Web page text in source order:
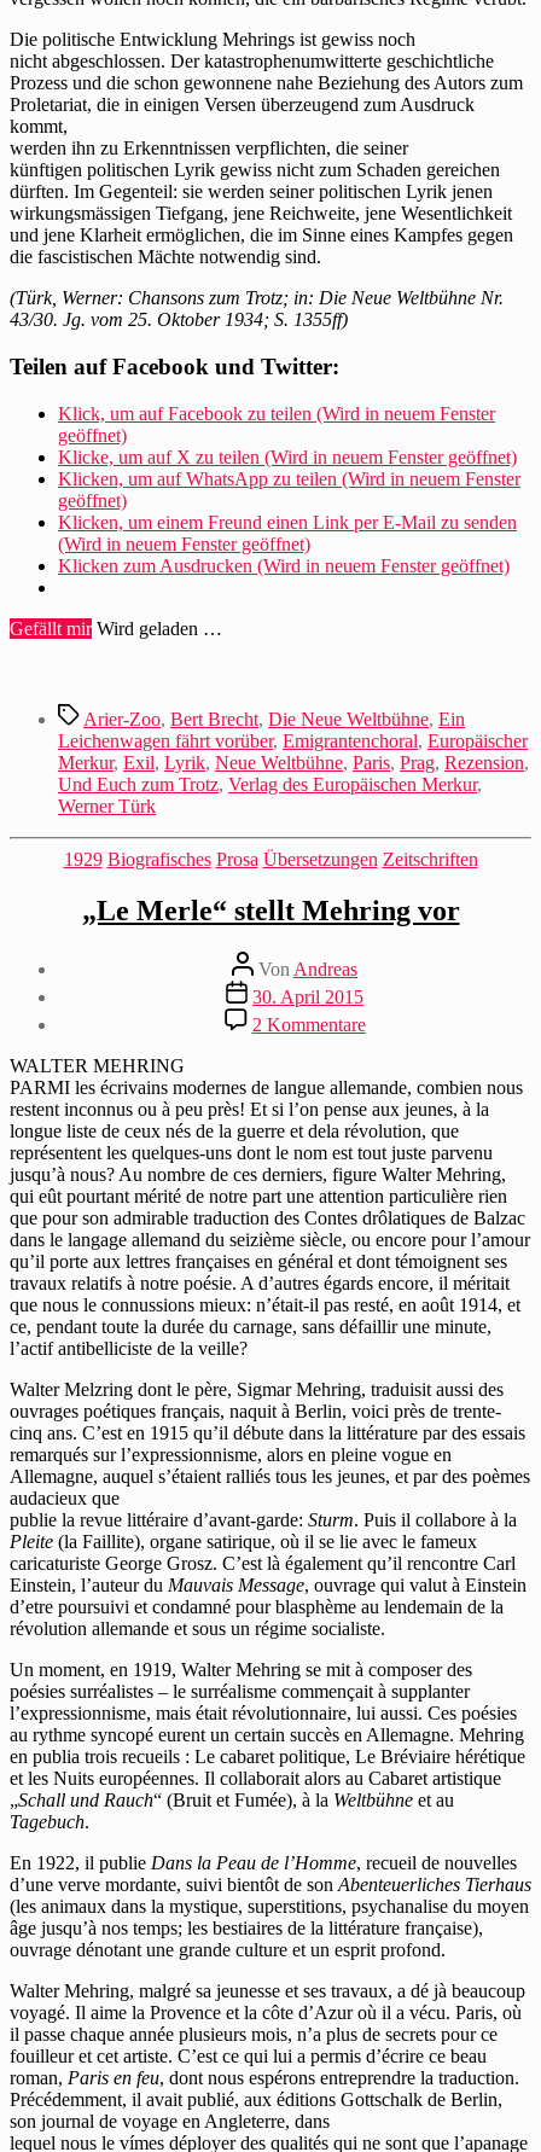
Die politische Entwicklung Mehrings ist gewiss noch
nicht abgeschlossen. Der katastrophenumwitterte geschichtliche
Prozess und die schon gewonnene nahe Beziehung des Autors zum
Proletariat, die in einigen Versen überzeugend zum Ausdruck
kommt,
werden ihn zu Erkenntnissen verpflichten, die seiner
künftigen politischen Lyrik gewiss nicht zum Schaden gereichen
dürften. Im Gegenteil: sie werden seiner politischen Lyrik jenen
wirkungsmässigen Tiefgang, jene Reichweite, jene Wesentlichkeit
und jene Klarheit ermöglichen, die im Sinne eines Kampfes gegen
die fascistischen Mächte notwendig sind.
(Türk, Werner: Chansons zum Trotz; in: Die Neue Weltbühne Nr.
43/30. Jg. vom 25. Oktober 1934; S. 1355ff)
Teilen auf Facebook und Twitter:
Klick, um auf Facebook zu teilen (Wird in neuem Fenster
geöffnet)
Klicke, um auf X zu teilen (Wird in neuem Fenster geöffnet)
Klicken, um auf WhatsApp zu teilen (Wird in neuem Fenster
geöffnet)
Klicken, um einem Freund einen Link per E-Mail zu senden
(Wird in neuem Fenster geöffnet)
Klicken zum Ausdrucken (Wird in neuem Fenster geöffnet)
Gefällt mir Wird geladen …
Schlagwörter
Arier-Zoo, Bert Brecht, Die Neue Weltbühne, Ein
Leichenwagen fährt vorüber, Emigrantenchoral, Europäischer
Merkur, Exil, Lyrik, Neue Weltbühne, Paris, Prag, Rezension,
Und Euch zum Trotz, Verlag des Europäischen Merkur,
Werner Türk
Kategorien
1929 Biografisches Prosa Übersetzungen Zeitschriften
„Le Merle“ stellt Mehring vor
Beitragsautor
Von Andreas
Beitragsdatum
30. April 2015
2 Kommentarezu
„Le
stellt
Mehring
vor
WALTER MEHRING
PARMI les écrivains modernes de langue allemande, combien nous
restent inconnus ou à peu près! Et si l’on pense aux jeunes, à la
longue liste de ceux nés de la guerre et dela révolution, que
représentent les quelques-uns dont le nom est tout juste parvenu
jusqu’à nous? Au nombre de ces derniers, figure Walter Mehring,
qui eût pourtant mérité de notre part une attention particulière rien
que pour son admirable traduction des Contes drôlatiques de Balzac
dans le langage allemand du seizième siècle, ou encore pour l’amour
qu’il porte aux lettres françaises en général et dont témoignent ses
travaux relatifs à notre poésie. A d’autres égards encore, il méritait
que nous le connussions mieux: n’était-il pas resté, en août 1914, et
ce, pendant toute la durée du carnage, sans défaillir une minute,
l’actif antibelliciste de la veille?
Walter Melzring dont le père, Sigmar Mehring, traduisit aussi des
ouvrages poétiques français, naquit à Berlin, voici près de trente-
cinq ans. C’est en 1915 qu’il débute dans la littérature par des essais
remarqués sur l’expressionnisme, alors en pleine vogue en
Allemagne, auquel s’étaient ralliés tous les jeunes, et par des poèmes
audacieux que
publie la revue littéraire d’avant-garde: Sturm. Puis il collabore à la
Pleite (la Faillite), organe satirique, où il se lie avec le fameux
caricaturiste George Grosz. C’est là également qu’il rencontre Carl
Einstein, l’auteur du Mauvais Message, ouvrage qui valut à Einstein
d’etre poursuivi et condamné pour blasphème au lendemain de la
révolution allemande et sous un régime socialiste.
Un moment, en 1919, Walter Mehring se mit à composer des
poésies surréalistes – le surréalisme commençait à supplanter
l’expressionnisme, mais était révolutionnaire, lui aussi. Ces poésies
au rythme syncopé eurent un certain succès en Allemagne. Mehring
en publia trois recueils : Le cabaret politique, Le Bréviaire hérétique
et les Nuits européennes. Il collaborait alors au Cabaret artistique
„Schall und Rauch“ (Bruit et Fumée), à la Weltbühne et au
Tagebuch.
En 1922, il publie Dans la Peau de l’Homme, recueil de nouvelles
d’une verve mordante, suivi bientôt de son Abenteuerliches Tierhaus
(les animaux dans la mystique, superstitions, psychanalise du moyen
âge jusqu’à nos temps; les bestiaires de la littérature française),
ouvrage dénotant une grande culture et un esprit profond.
Walter Mehring, malgré sa jeunesse et ses travaux, a dé jà beaucoup
voyagé. Il aime la Provence et la côte d’Azur où il a vécu. Paris, où
il passe chaque année plusieurs mois, n’a plus de secrets pour ce
fouilleur et cet artiste. C’est ce qui lui a permis d’écrire ce beau
roman, Paris en feu, dont nous espérons entreprendre la traduction.
Précédemment, il avait publié, aux éditions Gottschalk de Berlin,
son journal de voyage en Angleterre, dans
lequel nous le vímes déployer des qualités qui ne sont que l’apanage